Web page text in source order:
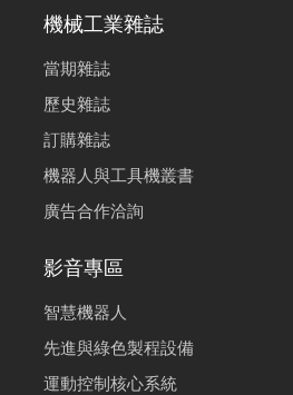
機械工業雜誌
當期雜誌
歷史雜誌
訂購雜誌
機器人與工具機叢書
廣告合作洽詢
影音專區
智慧機器人
先進與綠色製程設備
運動控制核心系統